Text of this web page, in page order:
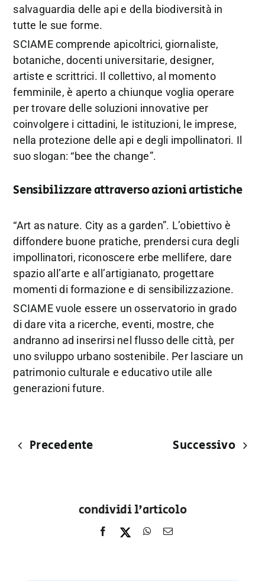
salvaguardia delle api e della biodiversità in
tutte le sue forme.
SCIAME comprende apicoltrici, giornaliste,
botaniche, docenti universitarie, designer,
artiste e scrittrici. Il collettivo, al momento
femminile, è aperto a chiunque voglia operare
per trovare delle soluzioni innovative per
coinvolgere i cittadini, le istituzioni, le imprese,
nella protezione delle api e degli impollinatori. Il
suo slogan: “bee the change”.
Sensibilizzare attraverso azioni artistiche
“Art as nature. City as a garden”. L’obiettivo è
diffondere buone pratiche, prendersi cura degli
impollinatori, riconoscere erbe mellifere, dare
spazio all’arte e all’artigianato, progettare
momenti di formazione e di sensibilizzazione.
SCIAME vuole essere un osservatorio in grado
di dare vita a ricerche, eventi, mostre, che
andranno ad inserirsi nel flusso delle città, per
uno sviluppo urbano sostenibile. Per lasciare un
patrimonio culturale e educativo utile alle
generazioni future.
Precedente Successivo
condividi l'articolo